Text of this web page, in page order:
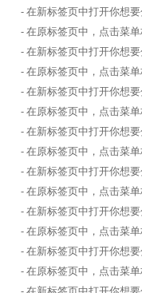
- 在新标签页中打开你想要
- 在原标签页中，点击菜单
- 在新标签页中打开你想要
- 在原标签页中，点击菜单
- 在新标签页中打开你想要
- 在原标签页中，点击菜单
- 在新标签页中打开你想要
- 在原标签页中，点击菜单
- 在新标签页中打开你想要
- 在原标签页中，点击菜单
- 在新标签页中打开你想要
- 在原标签页中，点击菜单
- 在新标签页中打开你想要
- 在原标签页中，点击菜单